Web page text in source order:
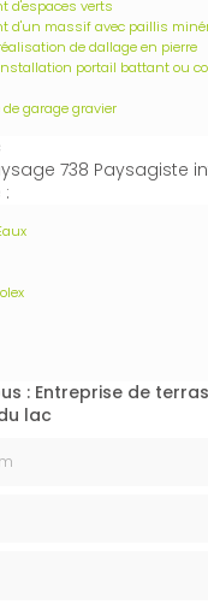
d'espaces verts
d'un massif avec paillis
de dallage en pierre
portail battant ou
garage gravier
738 Paysagiste
: Entreprise de
lac